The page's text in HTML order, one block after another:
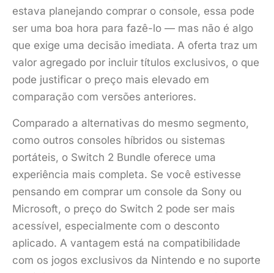
estava planejando comprar o console, essa pode
ser uma boa hora para fazê-lo — mas não é algo
que exige uma decisão imediata. A oferta traz um
valor agregado por incluir títulos exclusivos, o que
pode justificar o preço mais elevado em
comparação com versões anteriores.
Comparado a alternativas do mesmo segmento,
como outros consoles híbridos ou sistemas
portáteis, o Switch 2 Bundle oferece uma
experiência mais completa. Se você estivesse
pensando em comprar um console da Sony ou
Microsoft, o preço do Switch 2 pode ser mais
acessível, especialmente com o desconto
aplicado. A vantagem está na compatibilidade
com os jogos exclusivos da Nintendo e no suporte